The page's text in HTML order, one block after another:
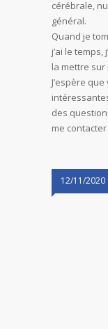
cérébrale,
général.
Quand je
j’ai le
la mettre sur
J’espère
des
me contacter
12/11/2020